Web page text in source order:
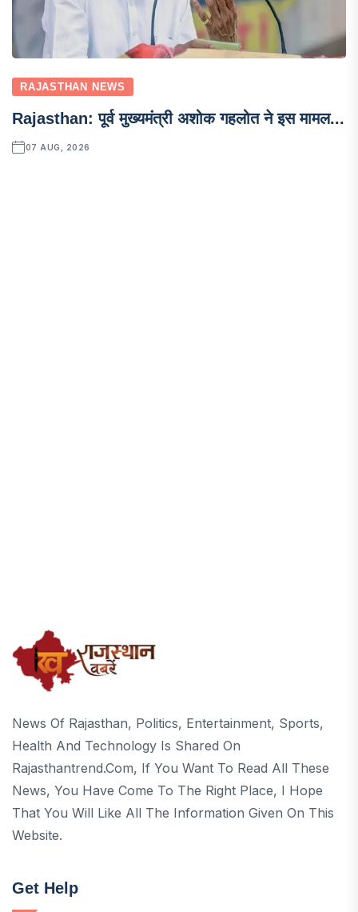
RAJASTHAN NEWS
Rajasthan: पूर्व मुख्यमंत्री अशोक गहलोत ने इस मामल...
07 AUG, 2026
News Of Rajasthan, Politics, Entertainment, Sports,
Health And Technology Is Shared On
Rajasthantrend.com, If You Want To Read All These
News, You Have Come To The Right Place, I Hope
That You Will Like All The Information Given On This
Website.
Get Help